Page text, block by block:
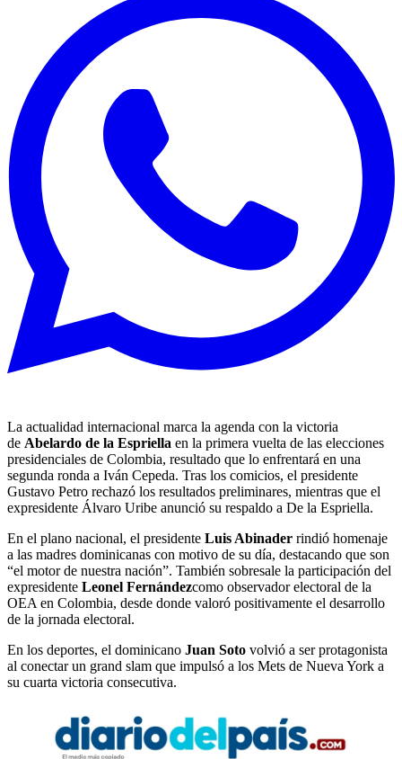
La actualidad internacional marca la agenda con la victoria
de Abelardo de la Espriella en la primera vuelta de las elecciones
presidenciales de Colombia, resultado que lo enfrentará en una
segunda ronda a Iván Cepeda. Tras los comicios, el presidente
Gustavo Petro rechazó los resultados preliminares, mientras que el
expresidente Álvaro Uribe anunció su respaldo a De la Espriella.
En el plano nacional, el presidente Luis Abinader rindió homenaje
a las madres dominicanas con motivo de su día, destacando que son
“el motor de nuestra nación”. También sobresale la participación del
expresidente Leonel Fernándezcomo observador electoral de la
OEA en Colombia, desde donde valoró positivamente el desarrollo
de la jornada electoral.
En los deportes, el dominicano Juan Soto volvió a ser protagonista
al conectar un grand slam que impulsó a los Mets de Nueva York a
su cuarta victoria consecutiva.